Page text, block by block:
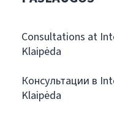
Consultations at
Klaipėda
Консультации в
Klaipėda